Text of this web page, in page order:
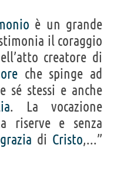
è un grande
il coraggio
creatore di
che spinge ad
sé stessi e anche
. La vocazione
riserve e senza
grazia di Cristo,...”